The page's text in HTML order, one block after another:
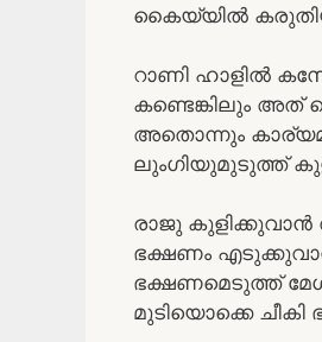
കൈയ്യിൽ കരുതിയ
റാണി ഹാളിൽ
കണ്ടെങ്കിലും
അതൊന്നും
ലുംഗിയുമുടുത്ത്
രാജു കുളിക്കുവാൻ
ഭക്ഷണം
ഭക്ഷണമെടുത്ത്
മുടിയൊക്കെ ചീകി